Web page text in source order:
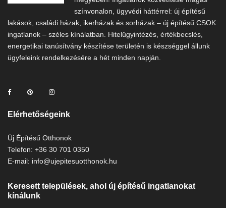
színvonalon, ügyvédi háttérrel: új építésű
lakások, családi házak, ikerházak és sorházak – új építésű CSOK
ingatlanok – széles kínálatban. Hitelügyintézés, értékbecslés,
energetikai tanúsítvány készítése területén is készséggel állunk
ügyfeleink rendelkezésére a hét minden napján.
Elérhetőségeink
Új Építésű Otthonok
Telefon: +36 30 701 0350
E-mail: info@ujepitesuotthonok.hu
Keresett települések, ahol új építésű ingatlanokat
kínálunk